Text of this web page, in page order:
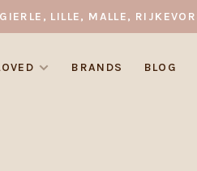
LILLE, MALLE,
BRANDS BLOG